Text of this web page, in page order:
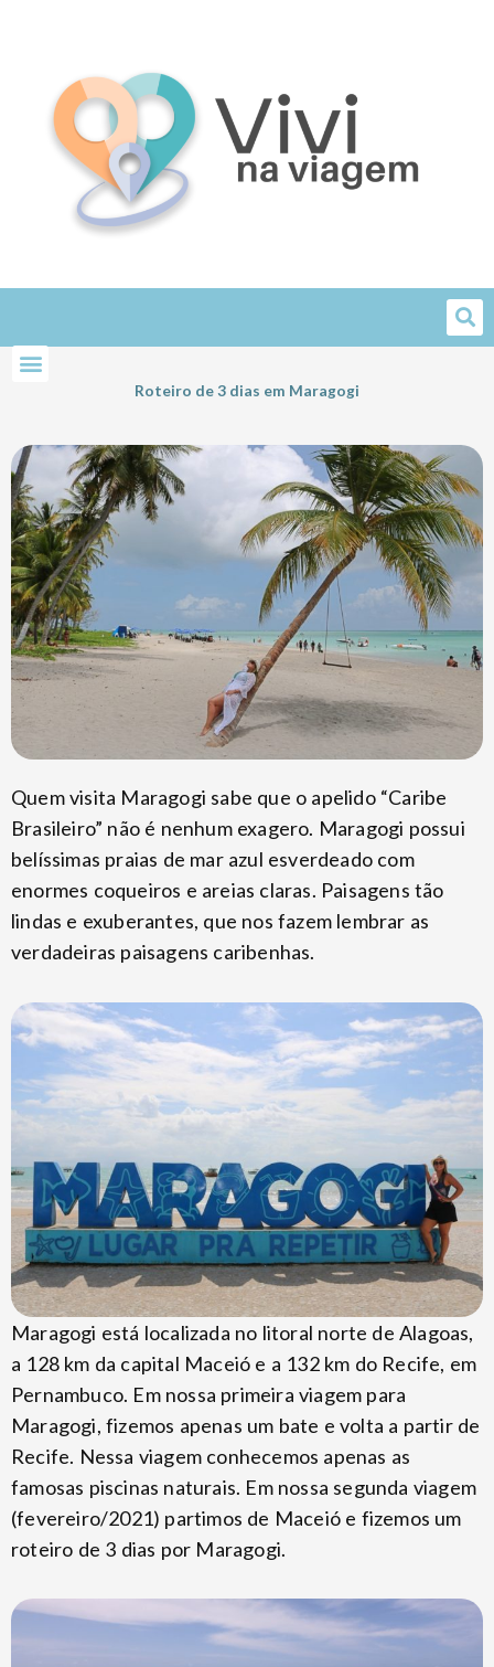
Roteiro de 3 dias em Maragogi
Quem visita Maragogi sabe que o apelido “Caribe
Brasileiro” não é nenhum exagero. Maragogi possui
belíssimas praias de mar azul esverdeado com
enormes coqueiros e areias claras. Paisagens tão
lindas e exuberantes, que nos fazem lembrar as
verdadeiras paisagens caribenhas.
Maragogi está localizada no litoral norte de Alagoas,
a 128 km da capital Maceió e a 132 km do Recife, em
Pernambuco. Em nossa primeira viagem para
Maragogi, fizemos apenas um bate e volta a partir de
Recife. Nessa viagem conhecemos apenas as
famosas piscinas naturais. Em nossa segunda viagem
(fevereiro/2021) partimos de Maceió e fizemos um
roteiro de 3 dias por Maragogi.